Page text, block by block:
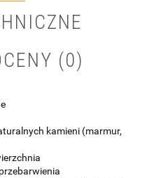
(0)
kamieni (marmur,